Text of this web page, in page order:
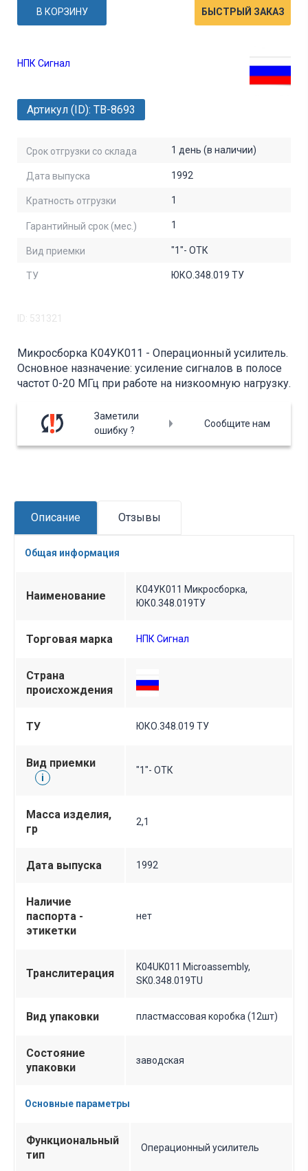
НПК Сигнал
Артикул (ID): TB-8693
Срок отгрузки со склада 1 день (в наличии)
Дата выпуска 1992
Кратность отгрузки 1
Гарантийный срок (мес.) 1
Вид приемки "1"- ОТК
ТУ ЮКО.348.019 ТУ
ID: 531321
В КОРЗИНУ БЫСТРЫЙ ЗАКАЗ
Микросборка К04УК011 - Операционный усилитель.
Основное назначение: усиление сигналов в полосе
частот 0-20 МГц при работе на низкоомную нагрузку.
Заметили
ошибку ?
Сообщите нам
Описание Отзывы
Общая информация
Наименование
К04УК011 Микросборка,
ЮК0.348.019ТУ
Торговая марка НПК Сигнал
Страна
происхождения
ТУ ЮКО.348.019 ТУ
Вид приемки
i
"1"- ОТК
Масса изделия,
гр
2,1
Дата выпуска 1992
Наличие
паспорта -
этикетки
нет
Транслитерация
K04UK011 Microassembly,
SK0.348.019TU
Вид упаковки пластмассовая коробка (12шт)
Состояние
упаковки
заводская
Основные параметры
Функциональный
тип
Операционный усилитель